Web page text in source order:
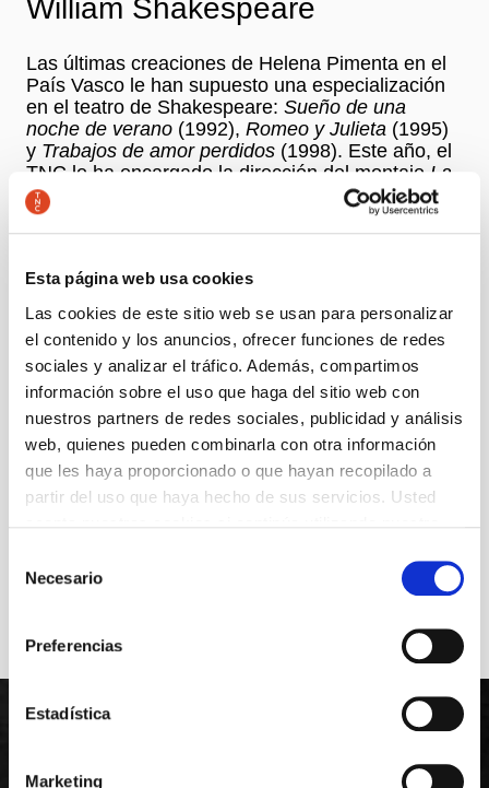
Esta página web usa cookies
Las cookies de este sitio web se usan para personalizar
el contenido y los anuncios, ofrecer funciones de redes
sociales y analizar el tráfico. Además, compartimos
información sobre el uso que haga del sitio web con
nuestros partners de redes sociales, publicidad y análisis
web, quienes pueden combinarla con otra información
que les haya proporcionado o que hayan recopilado a
partir del uso que haya hecho de sus servicios. Usted
Necesario
Preferencias
Estadística
Marketing
William Shakespeare
Las últimas creaciones de Helena Pimenta en el
País Vasco le han supuesto una especialización
en el teatro de Shakespeare: Sueño de una
noche de verano (1992), Romeo y Julieta (1995)
y Trabajos de amor perdidos (1998). Este año, el
TNC le ha encargado la dirección del montaje La
comèdia dels errors
, en la traducción de Josep M.
de Sagarra, con intérpretes catalanes.
La
comèdia dels errorses la primera comedia de
sin miedo a las exageraciones y las
incongruencias, desde la vitalidad, la comicidad y
la reflexión, la obra se enfrenta con la irrisoriedad
del destino humano.
William Shakespeare
+ Ficha artística